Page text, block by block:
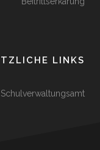
LINKS
Schulverwaltungsamt